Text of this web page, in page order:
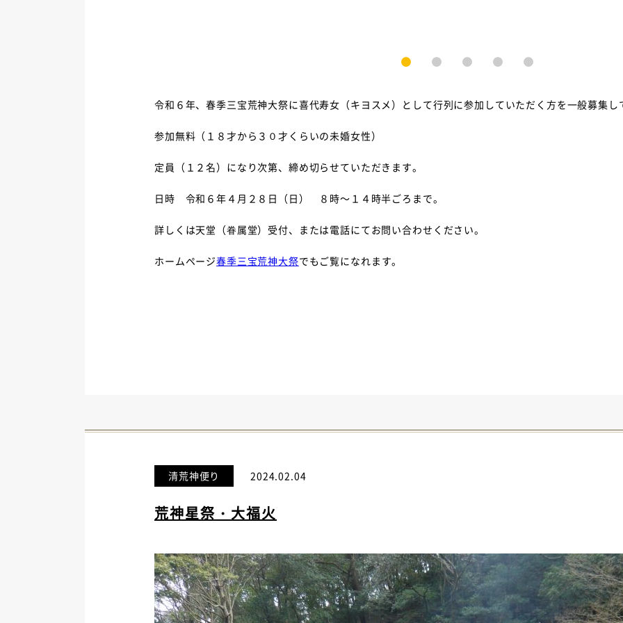
2 3 4 5
令和６年、春季三宝荒神大祭に喜代寿女（キヨスメ）として行列に参加していただく方を一般募集し
参加無料（１８才から３０才くらいの未婚女性）
定員（１２名）になり次第、締め切らせていただきます。
日時 令和６年４月２８日（日） ８時～１４時半ごろまで。
詳しくは天堂（眷属堂）受付、または電話にてお問い合わせください。
ホームページ春季三宝荒神大祭でもご覧になれます。
清荒神便り 2024.02.04
荒神星祭・大福火